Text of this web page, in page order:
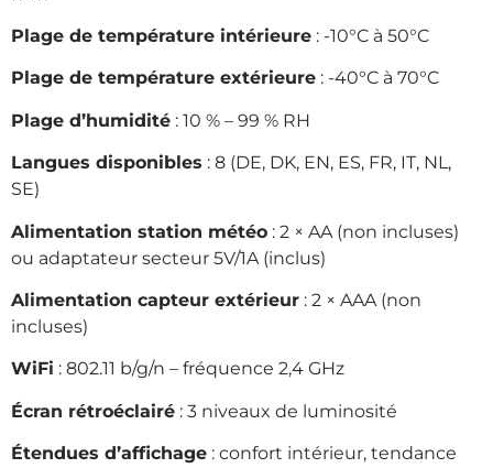
Plage de température intérieure : -10°C à 50°C
Plage de température extérieure : -40°C à 70°C
Plage d’humidité : 10 % – 99 % RH
Langues disponibles : 8 (DE, DK, EN, ES, FR, IT, NL,
SE)
Alimentation station météo : 2 × AA (non incluses)
ou adaptateur secteur 5V/1A (inclus)
Alimentation capteur extérieur : 2 × AAA (non
incluses)
WiFi : 802.11 b/g/n – fréquence 2,4 GHz
Écran rétroéclairé : 3 niveaux de luminosité
Étendues d’affichage : confort intérieur, tendance